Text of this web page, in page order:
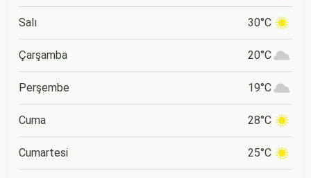
Salı 30°C
Çarşamba 20°C
Perşembe 19°C
Cuma 28°C
Cumartesi 25°C